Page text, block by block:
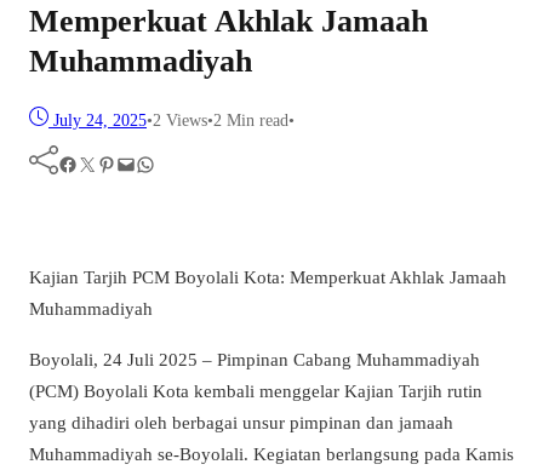
Memperkuat Akhlak Jamaah
Muhammadiyah
July 24, 2025•2 Views•2 Min read•
Facebook Twitter Pinterest Mail WhatsApp
Kajian Tarjih PCM Boyolali Kota: Memperkuat Akhlak Jamaah
Muhammadiyah
Boyolali, 24 Juli 2025 – Pimpinan Cabang Muhammadiyah
(PCM) Boyolali Kota kembali menggelar Kajian Tarjih rutin
yang dihadiri oleh berbagai unsur pimpinan dan jamaah
Muhammadiyah se-Boyolali. Kegiatan berlangsung pada Kamis